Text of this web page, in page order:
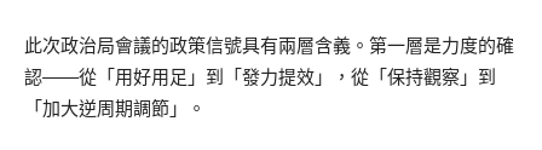
此次政治局會議的政策信號具有兩層含義。第一層是力度的確
認——從「用好用足」到「發力提效」，從「保持觀察」到
「加大逆周期調節」。